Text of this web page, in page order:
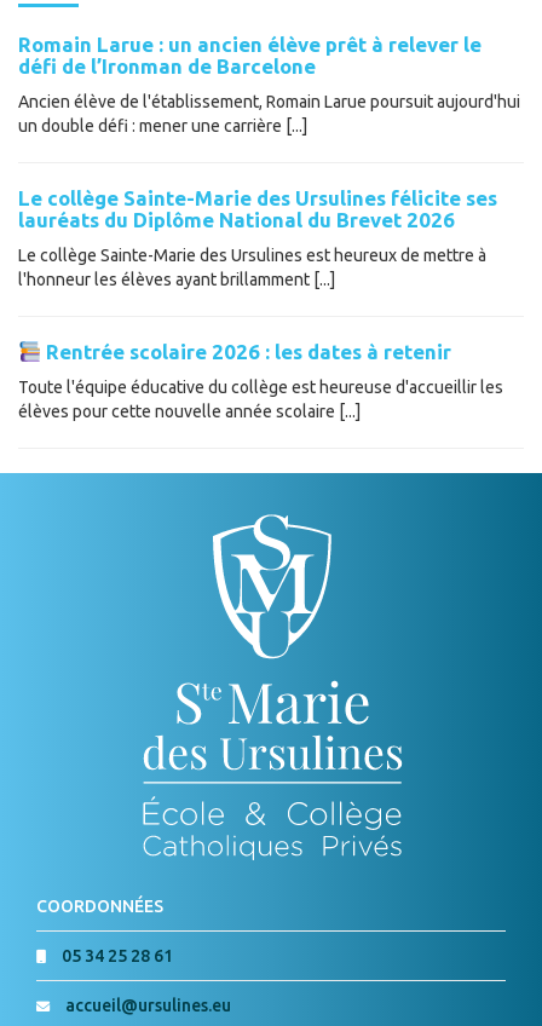
Romain Larue : un ancien élève prêt à relever le
défi de l’Ironman de Barcelone
Ancien élève de l'établissement, Romain Larue poursuit aujourd'hui
un double défi : mener une carrière [...]
Le collège Sainte-Marie des Ursulines félicite ses
lauréats du Diplôme National du Brevet 2026
Le collège Sainte-Marie des Ursulines est heureux de mettre à
l'honneur les élèves ayant brillamment [...]
Rentrée scolaire 2026 : les dates à retenir
Toute l'équipe éducative du collège est heureuse d'accueillir les
élèves pour cette nouvelle année scolaire [...]
COORDONNÉES
05 34 25 28 61
accueil@ursulines.eu